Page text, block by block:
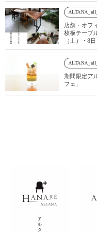
店舗・オフ
枚板テーブ
（土）・8
期間限定ア
フェ」